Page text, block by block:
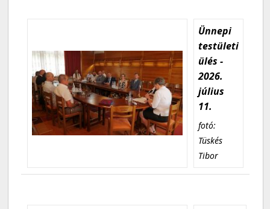
Ünnepi
testületi
ülés -
2026.
július
11.
fotó:
Tüskés
Tibor